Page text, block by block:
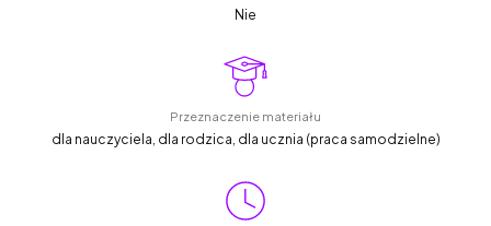
Nie
Przeznaczenie materiału
dla nauczyciela, dla rodzica, dla ucznia (praca samodzielne)